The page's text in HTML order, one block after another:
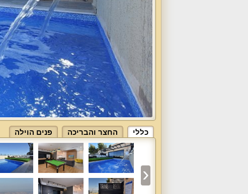
כללי החצר והבריכה פנים הוילה